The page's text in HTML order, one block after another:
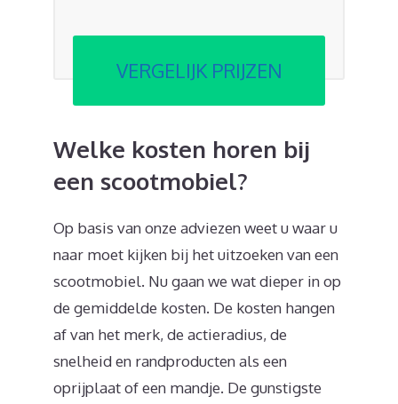
VERGELIJK PRIJZEN
Welke kosten horen bij
een scootmobiel?
Op basis van onze adviezen weet u waar u
naar moet kijken bij het uitzoeken van een
scootmobiel. Nu gaan we wat dieper in op
de gemiddelde kosten. De kosten hangen
af van het merk, de actieradius, de
snelheid en randproducten als een
oprijplaat of een mandje. De gunstigste